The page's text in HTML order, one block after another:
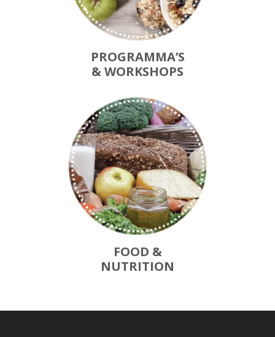
PROGRAMMA’S
& WORKSHOPS
FOOD &
NUTRITION